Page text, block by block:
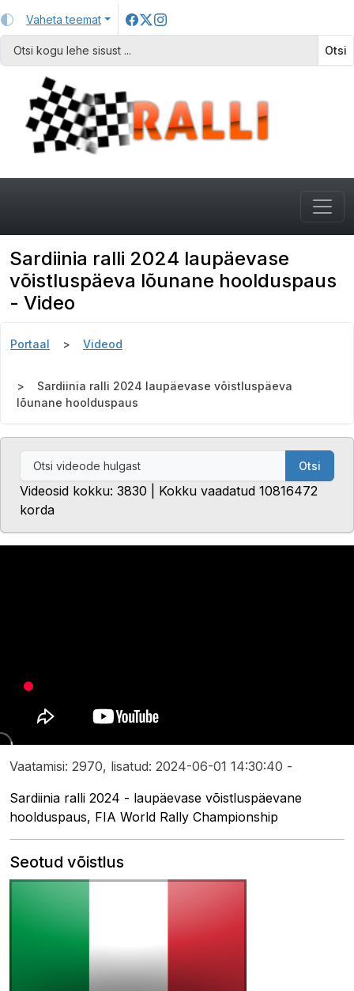
Vaheta teemat
Otsi
Sardiinia ralli 2024 laupäevase
võistluspäeva lõunane hoolduspaus
- Video
Portaal Videod
Sardiinia ralli 2024 laupäevase võistluspäeva
lõunane hoolduspaus
Otsi
Videosid kokku: 3830 | Kokku vaadatud 10816472
korda
Vaatamisi: 2970, lisatud: 2024-06-01 14:30:40 -
Sardiinia ralli 2024 - laupäevase võistluspäevane
hoolduspaus, FIA World Rally Championship
Seotud võistlus